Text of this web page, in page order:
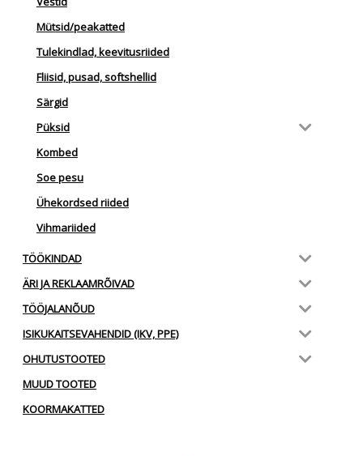
Mütsid/peakatted
Tulekindlad, keevitusriided
Fliisid, pusad, softshellid
Särgid
Püksid
Kombed
Soe pesu
Ühekordsed riided
Vihmariided
TÖÖKINDAD
ÄRI JA REKLAAMRÕIVAD
TÖÖJALANÕUD
ISIKUKAITSEVAHENDID (IKV, PPE)
OHUTUSTOOTED
MUUD TOOTED
KOORMAKATTED